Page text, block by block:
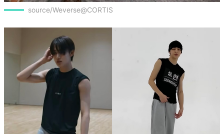
source/Weverse@CORTIS